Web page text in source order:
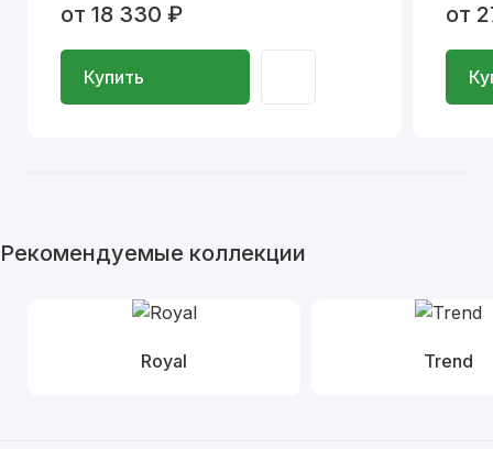
от 18 330 ₽
Купить
от
Рекомендуемые коллекции
Royal Trend